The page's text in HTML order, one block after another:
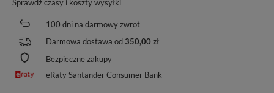
Sprawdź czasy i koszty wysyłki
100 dni na darmowy zwrot
Darmowa dostawa od 350,00 zł
Bezpieczne zakupy
eRaty Santander Consumer Bank